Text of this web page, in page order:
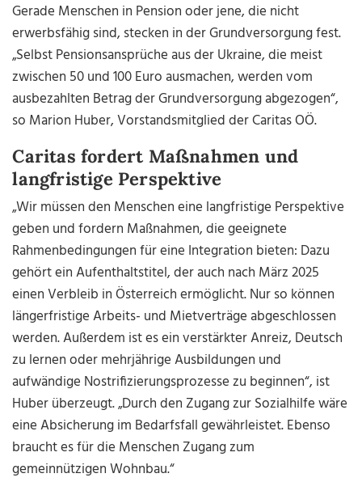
Gerade Menschen in Pension oder jene, die nicht
erwerbsfähig sind, stecken in der Grundversorgung fest.
„Selbst Pensionsansprüche aus der Ukraine, die meist
zwischen 50 und 100 Euro ausmachen, werden vom
ausbezahlten Betrag der Grundversorgung abgezogen“,
so Marion Huber, Vorstandsmitglied der Caritas OÖ.
Caritas fordert Maßnahmen und
langfristige Perspektive
„Wir müssen den Menschen eine langfristige Perspektive
geben und fordern Maßnahmen, die geeignete
Rahmenbedingungen für eine Integration bieten: Dazu
gehört ein Aufenthaltstitel, der auch nach März 2025
einen Verbleib in Österreich ermöglicht. Nur so können
längerfristige Arbeits- und Mietverträge abgeschlossen
werden. Außerdem ist es ein verstärkter Anreiz, Deutsch
zu lernen oder mehrjährige Ausbildungen und
aufwändige Nostrifizierungsprozesse zu beginnen“, ist
Huber überzeugt. „Durch den Zugang zur Sozialhilfe wäre
eine Absicherung im Bedarfsfall gewährleistet. Ebenso
braucht es für die Menschen Zugang zum
gemeinnützigen Wohnbau.“